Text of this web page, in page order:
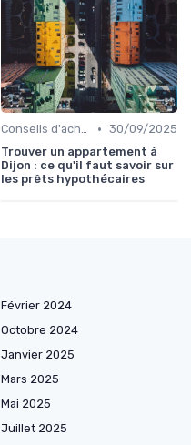
Conseils d'achat immobilier • 30/09/2025
Trouver un appartement à
Dijon : ce qu'il faut savoir sur
les prêts hypothécaires
Février 2024
Octobre 2024
Janvier 2025
Mars 2025
Mai 2025
Juillet 2025